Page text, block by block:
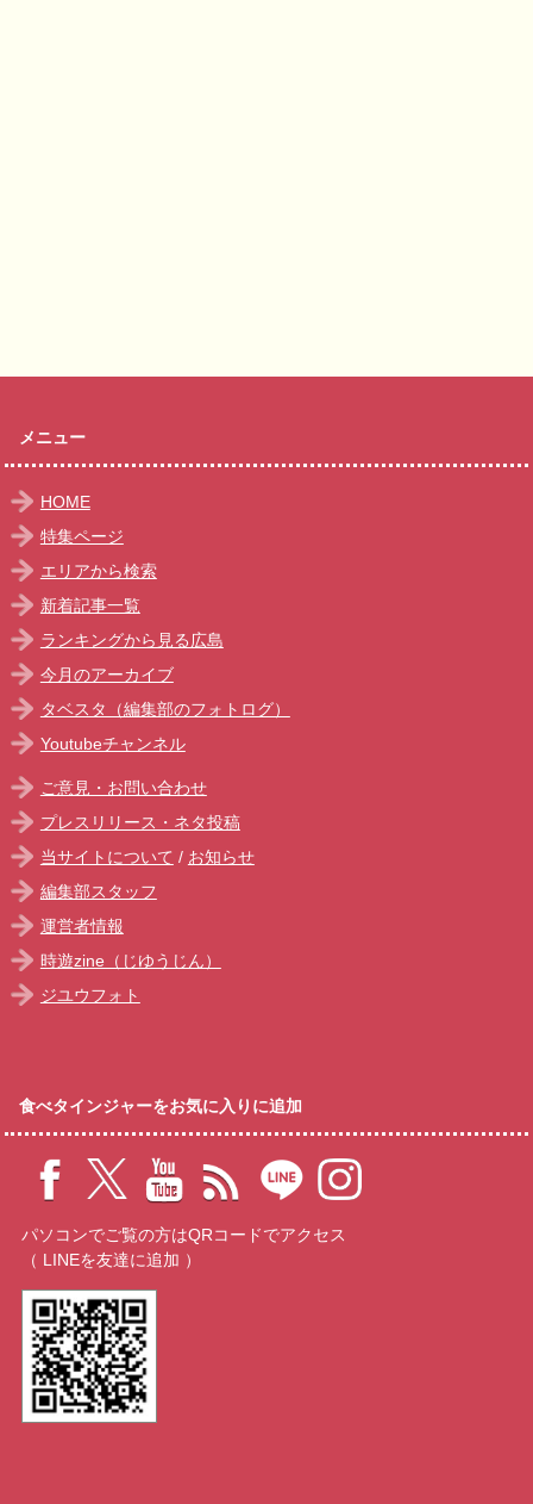
メニュー
HOME
特集ページ
エリアから検索
新着記事一覧
ランキングから見る広島
今月のアーカイブ
タベスタ（編集部のフォトログ）
Youtubeチャンネル
ご意見・お問い合わせ
プレスリリース・ネタ投稿
当サイトについて / お知らせ
編集部スタッフ
運営者情報
時遊zine（じゆうじん）
ジユウフォト
食べタインジャーをお気に入りに追加
パソコンでご覧の方はQRコードでアクセス
（ LINEを友達に追加 ）